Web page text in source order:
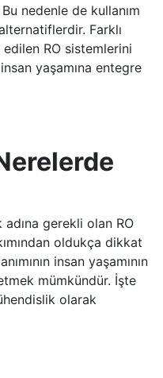
nedenle de kullanım
Farklı
RO sistemlerini
yaşamına entegre
gerekli olan RO
oldukça dikkat
insan yaşamının
mümkündür. İşte
olarak